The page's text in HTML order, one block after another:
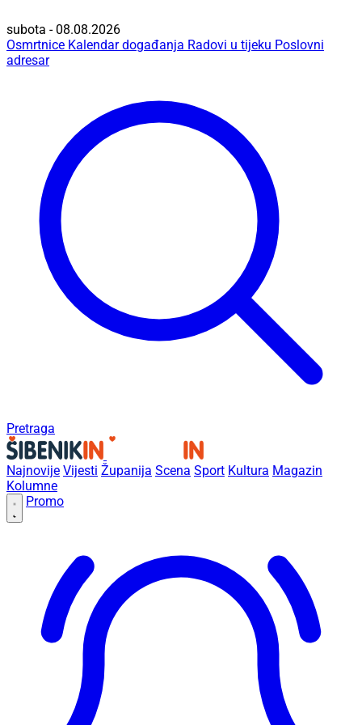
subota - 08.08.2026
Osmrtnice Kalendar događanja Radovi u tijeku Poslovni
adresar
Pretraga
Najnovije Vijesti Županija Scena Sport Kultura Magazin
Kolumne
Promo